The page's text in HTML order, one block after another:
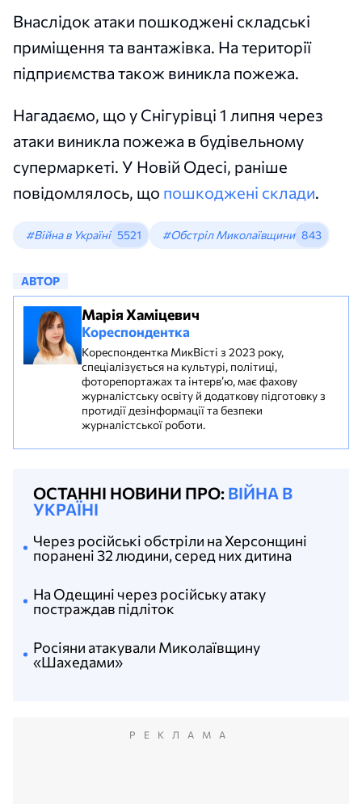
Внаслідок атаки пошкоджені складські
приміщення та вантажівка. На території
підприємства також виникла пожежа.
Нагадаємо, що у Снігурівці 1 липня через
атаки виникла пожежа в будівельному
супермаркеті. У Новій Одесі, раніше
повідомлялось, що пошкоджені склади.
#Війна в Україні 5521 #Обстріл Миколаївщини 843
АВТОР
Марія Хаміцевич
Кореспондентка
Кореспондентка МикВісті з 2023 року,
спеціалізується на культурі, політиці,
фоторепортажах та інтерв’ю, має фахову
журналістську освіту й додаткову підготовку з
протидії дезінформації та безпеки
журналістської роботи.
ОСТАННІ НОВИНИ ПРО: ВІЙНА В
УКРАЇНІ
Росіяни атакували Миколаївщину
«Шахедами»
На Одещині через російську атаку
постраждав підліток
Через російські обстріли на Херсонщині
поранені 32 людини, серед них дитина
РЕКЛАМА